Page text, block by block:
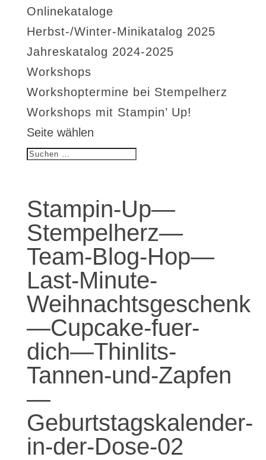
Onlinekataloge
Herbst-/Winter-Minikatalog 2025
Jahreskatalog 2024-2025
Workshops
Workshoptermine bei Stempelherz
Workshops mit Stampin’ Up!
Seite wählen
Stampin-Up—
Stempelherz—
Team-Blog-Hop—
Last-Minute-
Weihnachtsgeschenk
—Cupcake-fuer-
dich—Thinlits-
Tannen-und-Zapfen
—
Geburtstagskalender-
in-der-Dose-02